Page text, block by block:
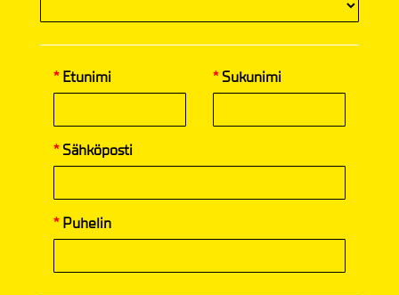
*Etunimi *Sukunimi
*Sähköposti
*Puhelin